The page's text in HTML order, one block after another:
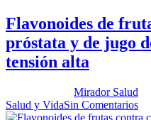
Flavonoides de
próstata y de jugo
tensión alta
Mirador Salud
Salud y VidaSin Comentarios